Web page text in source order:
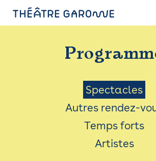
PROGRAMME
INFOS PRATIQUES
AVEC LES PUBLICS
ACCESSIBILITÉ
LES PRODUCTIONS
Menu
Saison
Spectacles
Autres rendez-
Temps forts
Artistes